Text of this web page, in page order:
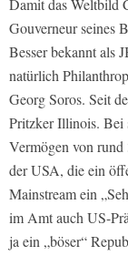
Damit das Weltbild
Gouverneur seines
Besser bekannt als
natürlich
Georg Soros. Seit
Pritzker Illinois. Bei
Vermögen von
der USA, die ein
Mainstream ein
im Amt auch US-
ja ein „böser“